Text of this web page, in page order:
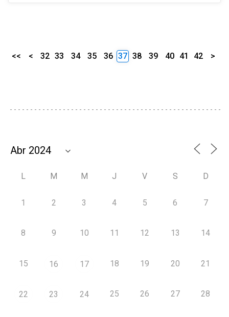
<< < 32 33 34 35 36 37 38 39 40 41 42 >
L M M J V S D
1 2 3 4 5 6 7
8 9 10 11 12 13 14
15 16 17 18 19 20 21
22 23 24 25 26 27 28